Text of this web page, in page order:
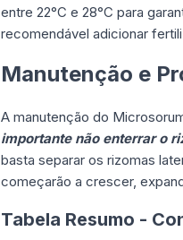
entre 22°C e 28°C para
recomendável adicionar
Manutenção e
A manutenção do
importante não enterrar o
basta separar os rizomas
começarão a crescer,
Tabela Resumo -